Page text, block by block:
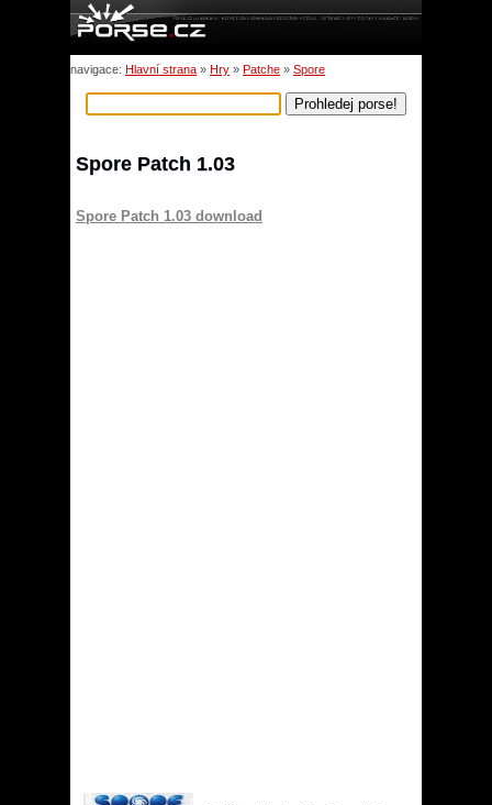
navigace: Hlavní strana » Hry » Patche » Spore
Spore Patch 1.03
Spore Patch 1.03 download